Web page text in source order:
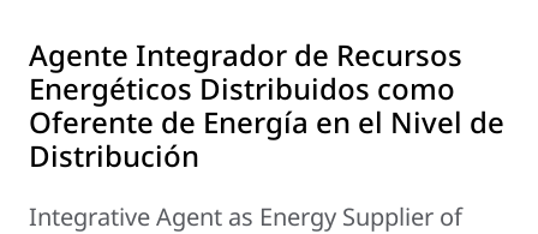
Agente Integrador de Recursos
Energéticos Distribuidos como
Oferente de Energía en el Nivel de
Distribución
Integrative Agent as Energy Supplier of